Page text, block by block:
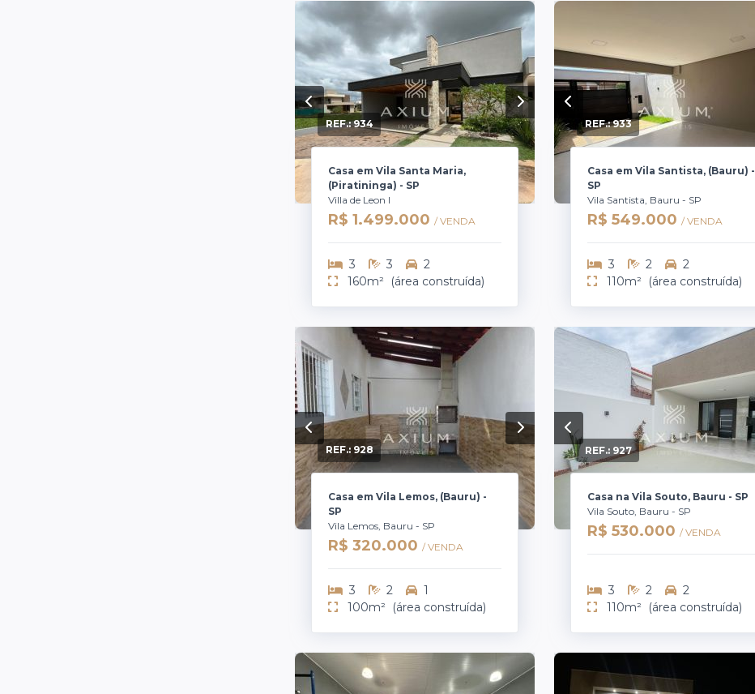
REF.:934
Casa em Vila Santa Maria,
(Piratininga) - SP
Villa de Leon I
R$ 1.499.000 / VENDA
3 3
2
160m²
(área construída)
REF.:933
Casa em Vila Santista, (Bauru) -
SP
Vila Santista, Bauru - SP
R$ 549.000 / VENDA
3 2
2
110m²
(área construída)
REF.: 928
Casa em Vila Lemos, (Bauru) -
SP
Vila Lemos, Bauru - SP
R$ 320.000 / VENDA
3 2
1
100m²
(área construída)
REF.: 927
Casa na Vila Souto, Bauru - SP
Vila Souto, Bauru - SP
R$ 530.000 / VENDA
3 2
2
110m²
(área construída)